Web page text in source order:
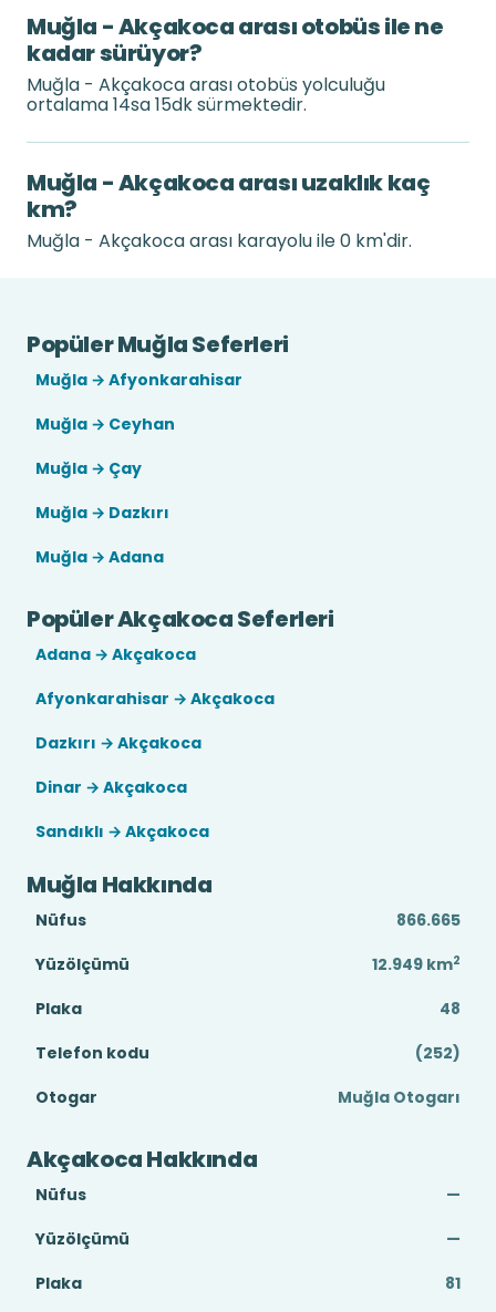
Muğla - Akçakoca arası otobüs ile ne
kadar sürüyor?
Muğla - Akçakoca arası otobüs yolculuğu
ortalama 14sa 15dk sürmektedir.
Muğla - Akçakoca arası uzaklık kaç
km?
Muğla - Akçakoca arası karayolu ile 0 km'dir.
Popüler Muğla Seferleri
Muğla → Afyonkarahisar
Muğla → Ceyhan
Muğla → Çay
Muğla → Dazkırı
Muğla → Adana
Popüler Akçakoca Seferleri
Adana → Akçakoca
Afyonkarahisar → Akçakoca
Dazkırı → Akçakoca
Dinar → Akçakoca
Sandıklı → Akçakoca
Muğla Hakkında
Nüfus
866.665
Yüzölçümü
12.949 km2
Plaka
48
Telefon kodu
(252)
Otogar
Muğla Otogarı
Akçakoca Hakkında
Nüfus
—
Yüzölçümü
—
Plaka
81